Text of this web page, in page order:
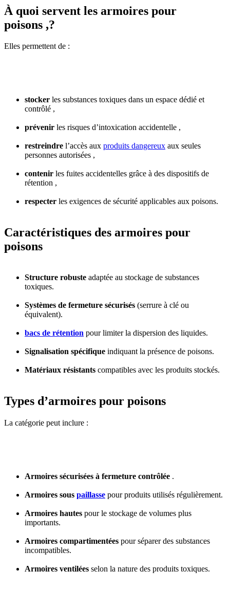
À quoi servent les armoires pour
poisons ,?
Elles permettent de :
stocker les substances toxiques dans un espace dédié et
contrôlé ,
prévenir les risques d’intoxication accidentelle ,
restreindre l’accès aux produits dangereux aux seules
personnes autorisées ,
contenir les fuites accidentelles grâce à des dispositifs de
rétention ,
respecter les exigences de sécurité applicables aux poisons.
Caractéristiques des armoires pour
poisons
Structure robuste adaptée au stockage de substances
toxiques.
Systèmes de fermeture sécurisés (serrure à clé ou
équivalent).
bacs de rétention pour limiter la dispersion des liquides.
Signalisation spécifique indiquant la présence de poisons.
Matériaux résistants compatibles avec les produits stockés.
Types d’armoires pour poisons
La catégorie peut inclure :
Armoires sécurisées à fermeture contrôlée .
Armoires sous paillasse pour produits utilisés régulièrement.
Armoires hautes pour le stockage de volumes plus
importants.
Armoires compartimentées pour séparer des substances
incompatibles.
Armoires ventilées selon la nature des produits toxiques.